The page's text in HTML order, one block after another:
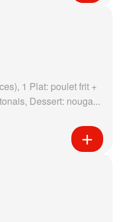
1 Plat: poulet frit +
Dessert: nouga...